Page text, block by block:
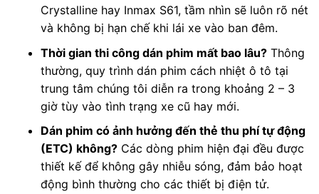
Crystalline hay Inmax S61, tầm nhìn sẽ luôn rõ nét
và không bị hạn chế khi lái xe vào ban đêm.
Thời gian thi công dán phim mất bao lâu?Thông
thường, quy trình dán phim cách nhiệt ô tô tại
trung tâm chúng tôi diễn ra trong khoảng 2 – 3
giờ tùy vào tình trạng xe cũ hay mới.
Dán phim có ảnh hưởng đến thẻ thu phí tự động
(ETC) không?Các dòng phim hiện đại đều được
thiết kế để không gây nhiễu sóng, đảm bảo hoạt
động bình thường cho các thiết bị điện tử.